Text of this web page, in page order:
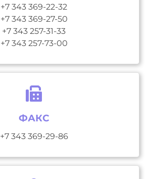
+7 343 369-22-32
+7 343 369-27-50
+7 343 257-31-33
+7 343 257-73-00
ФАКС
+7 343 369-29-86